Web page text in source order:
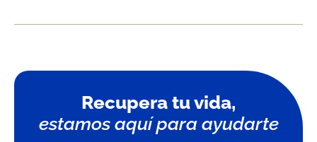
Recupera tu vida,
estamos aquí para ayudarte